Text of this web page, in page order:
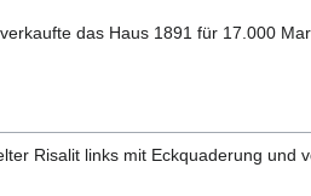
das Haus 1891 für 17.000
Risalit links mit Eckquaderung